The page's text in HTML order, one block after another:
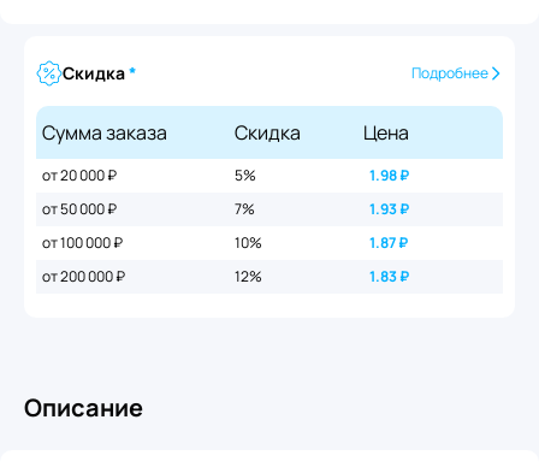
Скидка* Подробнее
Сумма заказа Скидка Цена
от 20 000 ₽ 5% 1.98₽
от 50 000 ₽
7% 1.93₽
от 100 000 ₽
10% 1.87₽
от 200 000 ₽
12% 1.83₽
Описание